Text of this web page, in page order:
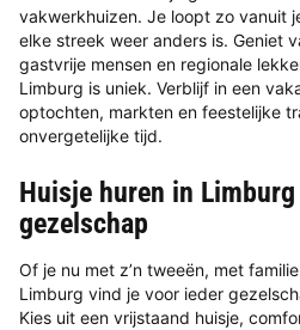
vakwerkhuizen. Je loopt zo vanuit
elke streek weer anders is. Geniet
gastvrije mensen en regionale
Limburg is uniek. Verblijf in een
optochten, markten en feestelijke
onvergetelijke tijd.
Huisje huren in
gezelschap
Of je nu met z’n tweeën, met
Limburg vind je voor ieder
Kies uit een vrijstaand huisje,